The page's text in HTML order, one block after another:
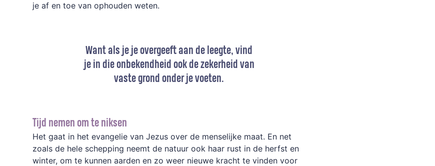
je af en toe van ophouden weten.
Want als je je overgeeft aan de leegte, vind
je in die onbekendheid ook de zekerheid van
vaste grond onder je voeten.
Tijd nemen om te niksen
Het gaat in het evangelie van Jezus over de menselijke maat. En net
zoals de hele schepping neemt de natuur ook haar rust in de herfst en
winter, om te kunnen aarden en zo weer nieuwe kracht te vinden voor